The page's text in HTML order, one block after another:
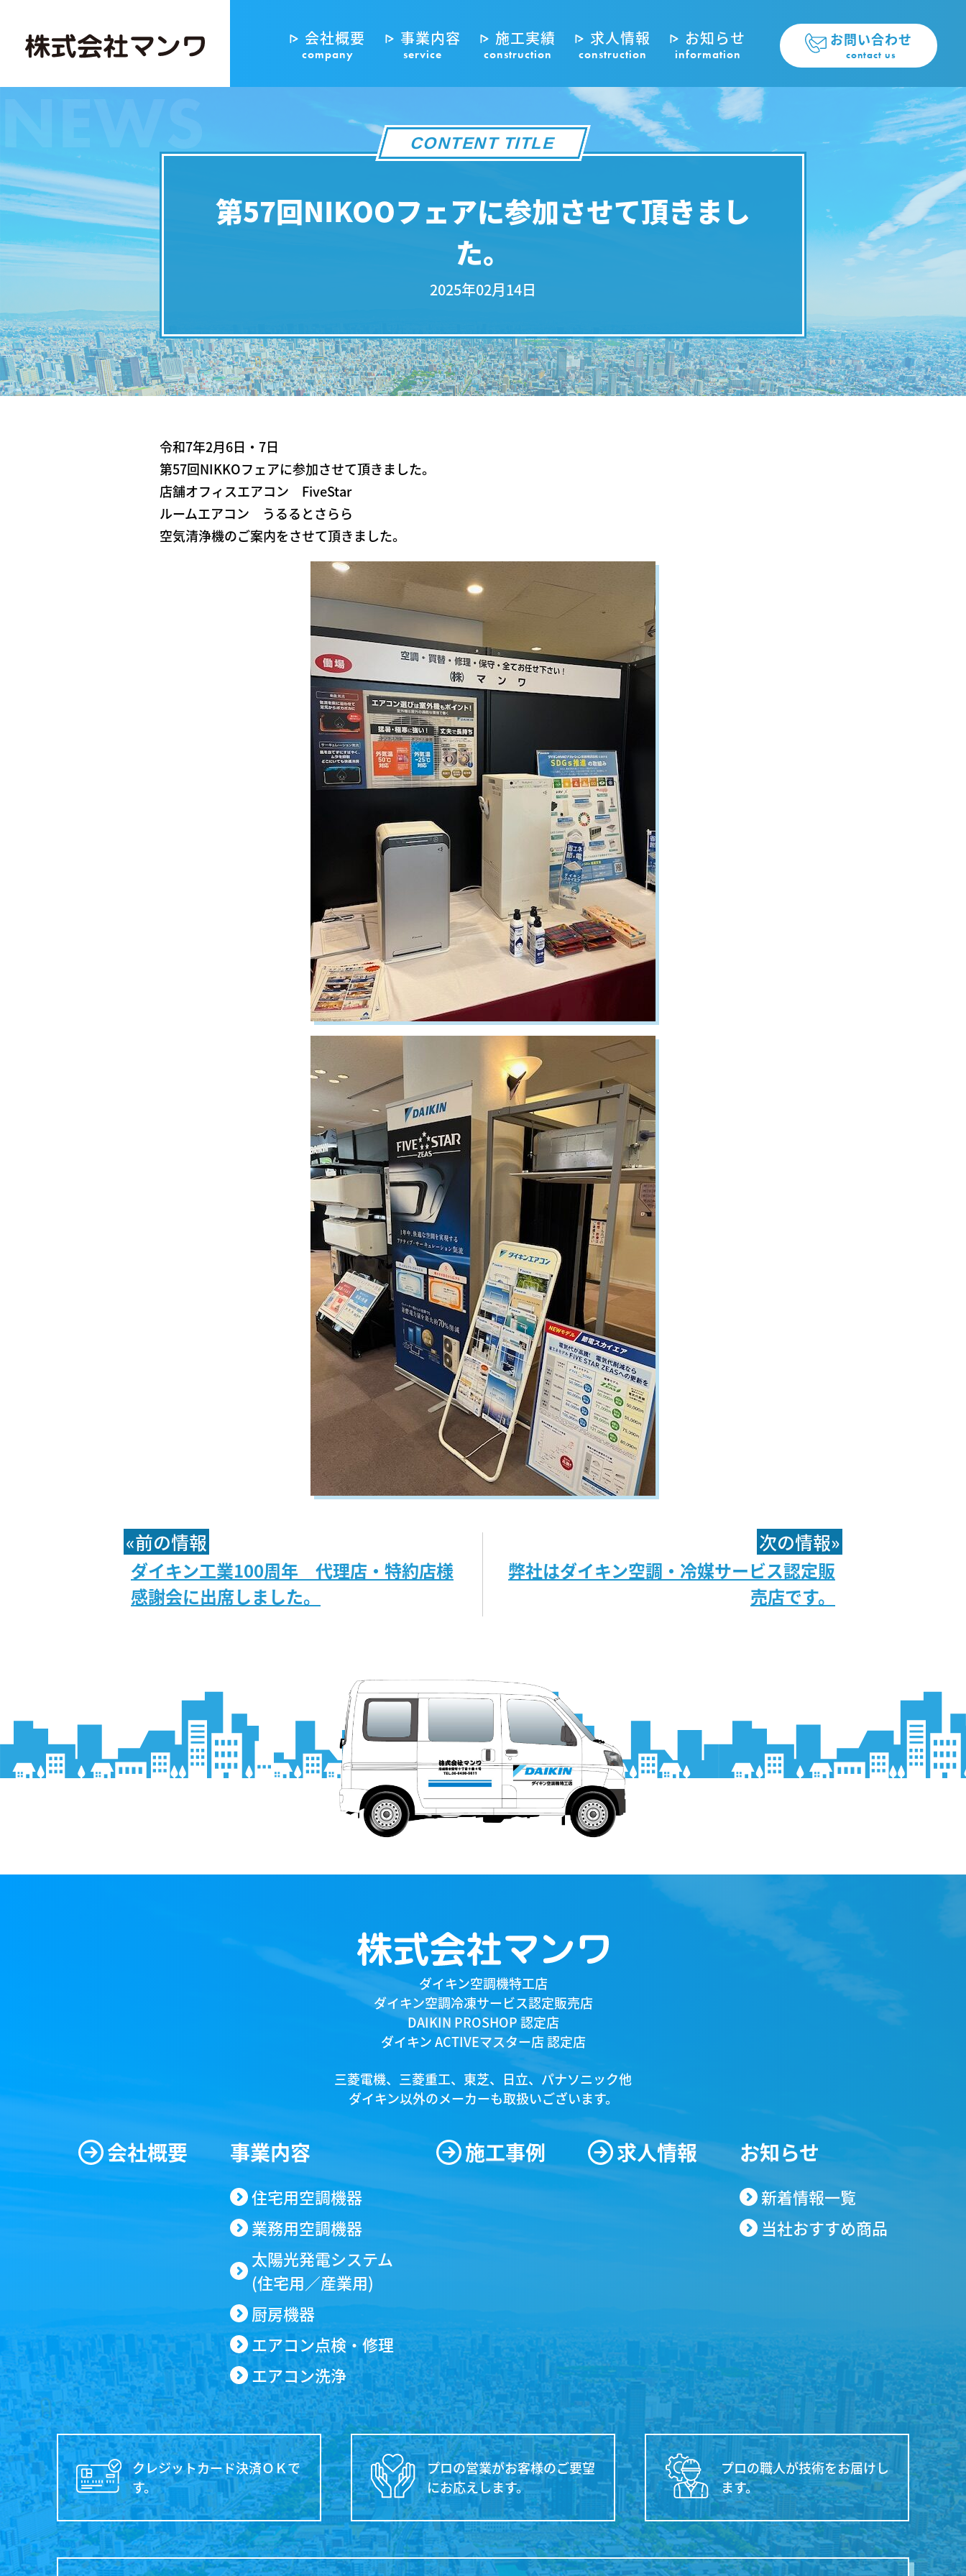
会社概要
company
事業内容
service
施工実績
construction
求人情報
construction
お知らせ
information
お問い合わせ
contact us
INFOMATION
CONTENT TITLE
第57回NIKOOフェアに参加させて頂きまし
た。
2025年02月14日
令和7年2月6日・7日
第57回NIKKOフェアに参加させて頂きました。
店舗オフィスエアコン FiveStar
ルームエアコン うるるとさらら
空気清浄機のご案内をさせて頂きました。
«前の情報
ダイキン工業100周年 代理店・特約店様
感謝会に出席しました。
次の情報»
弊社はダイキン空調・冷媒サービス認定販
売店です。
ダイキン空調機特工店
ダイキン空調冷凍サービス認定販売店
DAIKIN PROSHOP 認定店
ダイキン ACTIVEマスター店 認定店
三菱電機、三菱重工、東芝、日立、パナソニック他
ダイキン以外のメーカーも取扱いございます。
会社概要 事業内容
住宅用空調機器
業務用空調機器
太陽光発電システム
(住宅用／産業用)
厨房機器
エアコン点検・修理
エアコン洗浄
施工事例 求人情報 お知らせ
新着情報一覧
当社おすすめ商品
クレジットカード決済ＯＫで
す。
プロの営業がお客様のご要望
にお応えします。
プロの職人が技術をお届けし
ます。